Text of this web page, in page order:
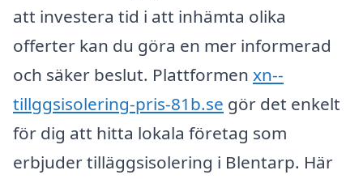
att investera tid i att inhämta olika
offerter kan du göra en mer informerad
och säker beslut. Plattformen xn--
tillggsisolering-pris-81b.se gör det enkelt
för dig att hitta lokala företag som
erbjuder tilläggsisolering i Blentarp. Här